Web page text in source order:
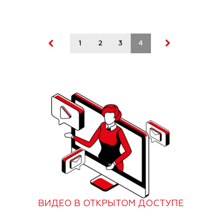
1 2 3 4
ВИДЕО В ОТКРЫТОМ ДОСТУПЕ